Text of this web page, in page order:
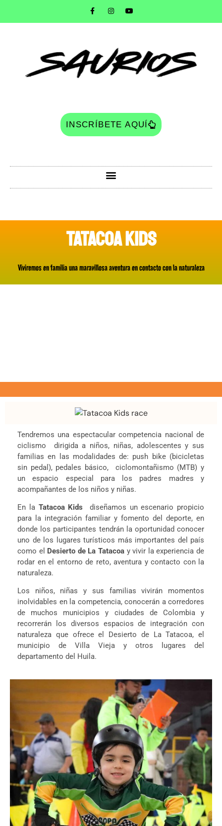
INSCRÍBETE AQUÍ
TATACOA KIDS
Viviremos en familia una maravillosa aventura en contacto con la naturaleza
Tendremos una espectacular competencia nacional de
ciclismo dirigida a niños, niñas, adolescentes y sus
familias en las modalidades de: push bike (bicicletas
sin pedal), pedales básico, ciclomontañismo (MTB) y
un espacio especial para los padres madres y
acompañantes de los niños y niñas.
En la Tatacoa Kids
diseñamos un escenario propicio
para la integración familiar y fomento del deporte, en
donde los participantes tendrán la oportunidad conocer
uno de los lugares turísticos más importantes del país
como el Desierto de La Tatacoa y vivir la experiencia de
rodar en el entorno de reto, aventura y contacto con la
naturaleza.
Los niños, niñas y sus familias vivirán momentos
inolvidables en la competencia, conocerán a corredores
de muchos municipios y ciudades de Colombia y
recorrerán los diversos espacios de integración con
naturaleza que ofrece el Desierto de La Tatacoa, el
municipio de Villa Vieja y otros lugares del
departamento del Huila.